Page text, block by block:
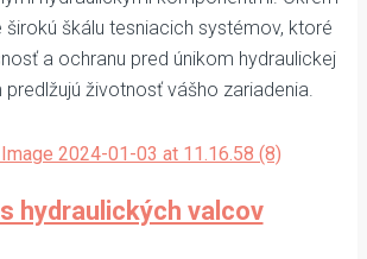
škálu tesniacich systémov, ktoré
a ochranu pred únikom hydraulickej
predlžujú životnosť vášho zariadenia.
hydraulických valcov